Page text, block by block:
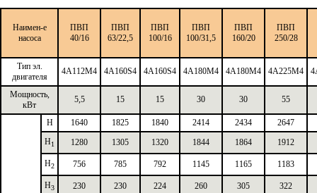
Наимен-е
насоса
ПВП
40/16
ПВП
63/22,5
ПВП
100/16
ПВП
100/31,5
ПВП
160/20
ПВП
250/28
Тип эл.
двигателя
4А112М4 4A160S4 4A160S4 4А180М4 4А180М4 4А225М4
Мощность,
кВт
5,5 15 15 30 30 55
H 1640 1825 1840 2414 2434
2647
H1 1280 1305 1320 1844 1864 1912
H2 756 785 792 1145 1165 1183
H3 230 230 224 260 305 322